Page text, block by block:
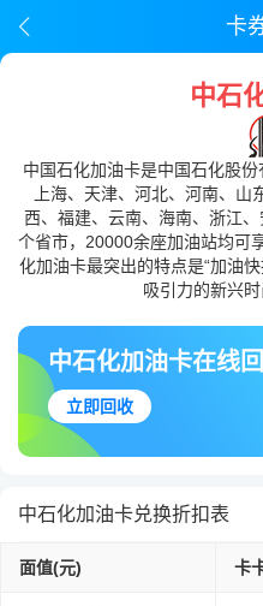
卡
中石
中国石化加油卡是中国石化股
上海、天津、河北、河南、
西、福建、云南、海南、浙江
个省市，20000余座加油站均可
化加油卡最突出的特点是“加油
吸引力的新兴时
中石化加油卡在线
立即回收
中石化加油卡兑换折扣表
面值(元) 卡